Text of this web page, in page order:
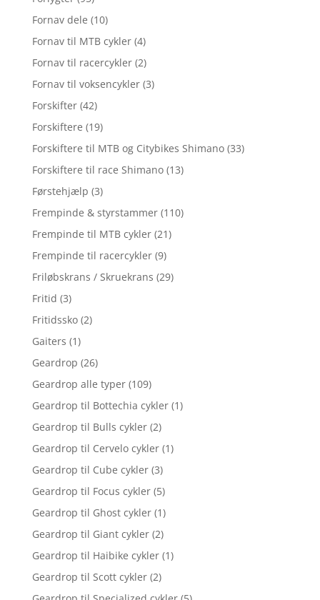
Fornav dele (10)
Fornav til MTB cykler (4)
Fornav til racercykler (2)
Fornav til voksencykler (3)
Forskifter (42)
Forskiftere (19)
Forskiftere til MTB og Citybikes Shimano (33)
Forskiftere til race Shimano (13)
Førstehjælp (3)
Frempinde & styrstammer (110)
Frempinde til MTB cykler (21)
Frempinde til racercykler (9)
Friløbskrans / Skruekrans (29)
Fritid (3)
Fritidssko (2)
Gaiters (1)
Geardrop (26)
Geardrop alle typer (109)
Geardrop til Bottechia cykler (1)
Geardrop til Bulls cykler (2)
Geardrop til Cervelo cykler (1)
Geardrop til Cube cykler (3)
Geardrop til Focus cykler (5)
Geardrop til Ghost cykler (1)
Geardrop til Giant cykler (2)
Geardrop til Haibike cykler (1)
Geardrop til Scott cykler (2)